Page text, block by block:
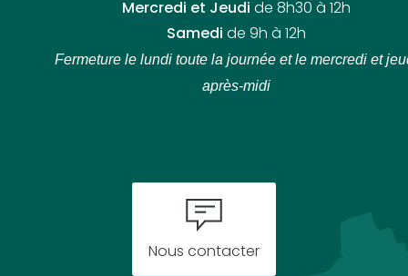
Mercredi et Jeudi de 8h30 à 12h
Samedi de 9h à 12h
Fermeture le lundi toute la journée et le mercredi et
après-midi
Nous contacter